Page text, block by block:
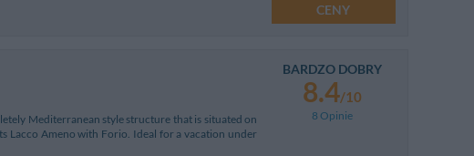
CENY
Mediterranean style structure that is situated on
Lacco Ameno with Forio. Ideal for a vacation under
BARDZO DOBRY
8.4/10
8 Opinie